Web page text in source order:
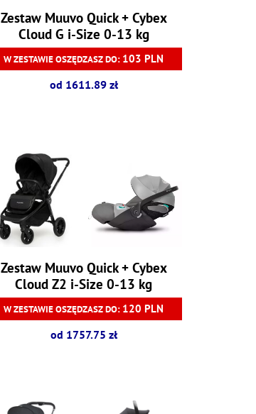
Zestaw Muuvo Quick + Cybex
Cloud G i-Size 0-13 kg
W ZESTAWIE OSZĘDZASZ DO: 103 PLN
od 1611.89 zł
Zestaw Muuvo Quick + Cybex
Cloud Z2 i-Size 0-13 kg
W ZESTAWIE OSZĘDZASZ DO: 120 PLN
od 1757.75 zł